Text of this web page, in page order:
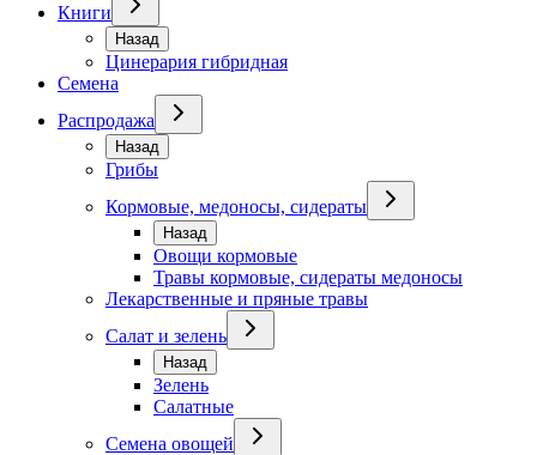
Книги
Назад
Цинерария гибридная
Семена
Распродажа
Назад
Грибы
Кормовые, медоносы, сидераты
Назад
Овощи кормовые
Травы кормовые, сидераты медоносы
Лекарственные и пряные травы
Салат и зелень
Назад
Зелень
Салатные
Семена овощей